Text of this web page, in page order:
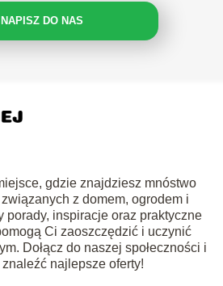
NAPISZ DO NAS
gdzie znajdziesz mnóstwo
z domem, ogrodem i
porady, inspiracje oraz praktyczne
Ci zaoszczędzić i uczynić
Dołącz do naszej społeczności i
najlepsze oferty!